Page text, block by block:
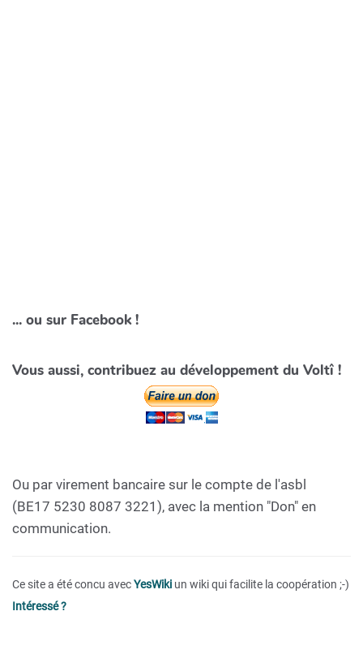
... ou sur Facebook !
Vous aussi, contribuez au développement du Voltî !
Ou par virement bancaire sur le compte de l'asbl
(BE17 5230 8087 3221), avec la mention "Don" en
communication.
Ce site a été concu avecYesWiki un wiki qui facilite la coopération ;-)
Intéressé ?